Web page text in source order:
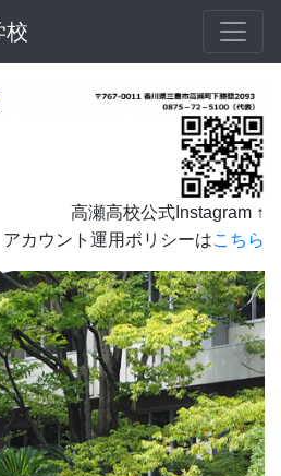
校
高瀬高校公式Instagram ↑
アカウント運用ポリシーはこちら